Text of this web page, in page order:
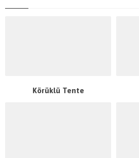
Körüklü Tente